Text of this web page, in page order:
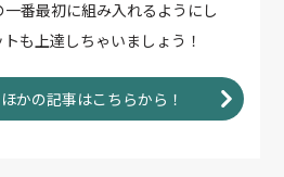
番最初に組み入れるようにし
も上達しちゃいましょう！
かの記事はこちらから！